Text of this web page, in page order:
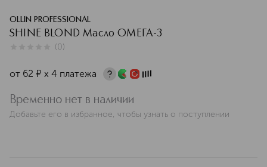
OLLIN PROFESSIONAL
SHINE BLOND Масло ОМЕГА-3
(0)
от 62 ¤ х 4 платежа
Временно нет в наличии
Добавьте его в избранное, чтобы узнать о поступлении